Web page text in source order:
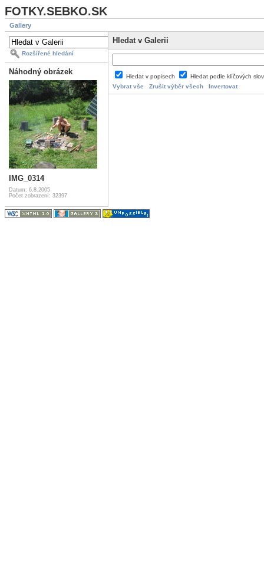
FOTKY.SEBKO.SK
Gallery
Rozšířené hledání
Náhodný obrázek
IMG_0314
Datum: 6.8.2005
Počet zobrazení: 32397
Hledat v Galerii
Hledat v popisech
Hledat podle klíčových
Vybrat vše
Zrušit výběr všech Invertovat